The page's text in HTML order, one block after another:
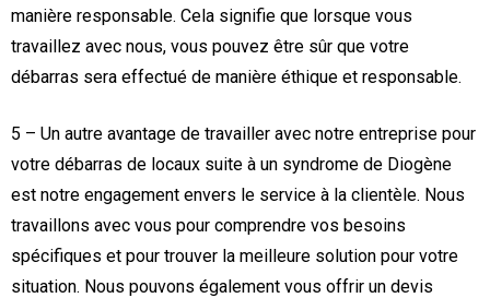
manière responsable. Cela signifie que lorsque vous
travaillez avec nous, vous pouvez être sûr que votre
débarras sera effectué de manière éthique et responsable.
5 – Un autre avantage de travailler avec notre entreprise pour
votre débarras de locaux suite à un syndrome de Diogène
est notre engagement envers le service à la clientèle. Nous
travaillons avec vous pour comprendre vos besoins
spécifiques et pour trouver la meilleure solution pour votre
situation. Nous pouvons également vous offrir un devis